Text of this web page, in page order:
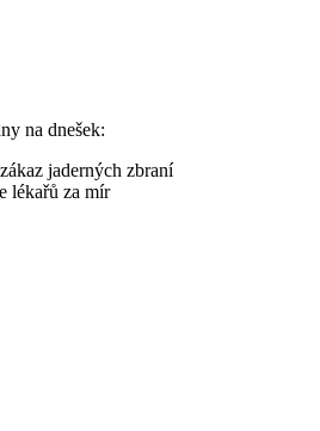
na dnešek:
jaderných zbraní
lékařů za mír